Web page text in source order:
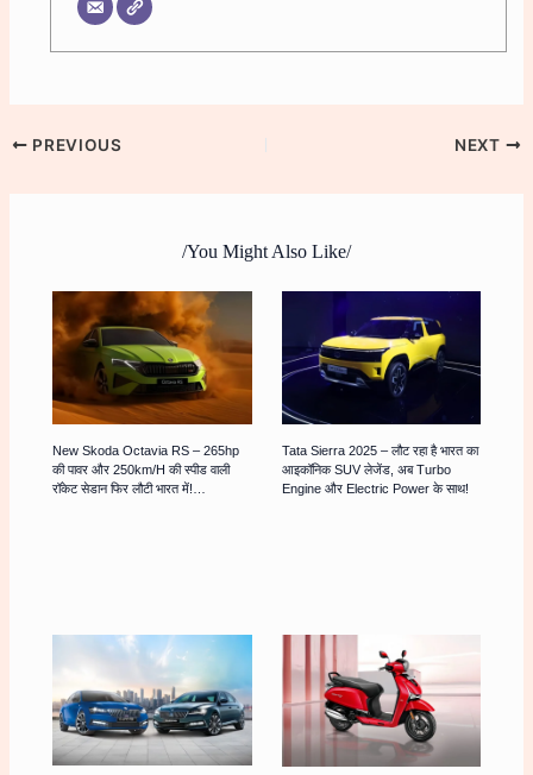
PREVIOUS NEXT
/You Might Also Like/
New Skoda Octavia RS – 265hp
की पावर और 250km/h की स्पीड वाली
रॉकेट सेडान फिर लौटी भारत में!…
Tata Sierra 2025 – लौट रहा है भारत का
आइकॉनिक SUV लेजेंड, अब Turbo
Engine और Electric Power के साथ!